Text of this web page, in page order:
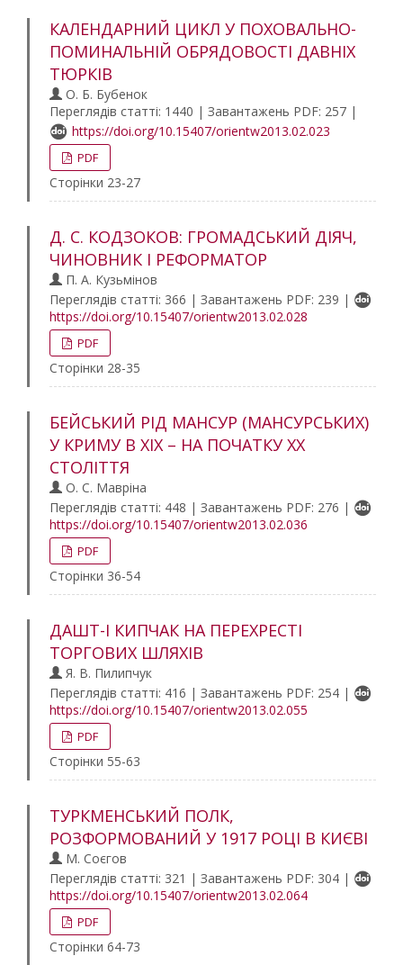
КАЛЕНДАРНИЙ ЦИКЛ У ПОХОВАЛЬНО-
ПОМИНАЛЬНІЙ ОБРЯДОВОСТІ ДАВНІХ
ТЮРКІВ
О. Б. Бубенок
Переглядів статті: 1440 | Завантажень PDF: 257 |
https://doi.org/10.15407/orientw2013.02.023
PDF
Сторінки 23-27
Д. С. КОДЗОКОВ: ГРОМАДСЬКИЙ ДІЯЧ,
ЧИНОВНИК І РЕФОРМАТОР
П. А. Кузьмінов
Переглядів статті: 366 | Завантажень PDF: 239 |
https://doi.org/10.15407/orientw2013.02.028
PDF
Сторінки 28-35
БЕЙСЬКИЙ РІД МАНСУР (МАНСУРСЬКИХ)
У КРИМУ В ХІХ – НА ПОЧАТКУ ХХ
СТОЛІТТЯ
О. С. Мавріна
Переглядів статті: 448 | Завантажень PDF: 276 |
https://doi.org/10.15407/orientw2013.02.036
PDF
Сторінки 36-54
ДАШТ-І КИПЧАК НА ПЕРЕХРЕСТІ
ТОРГОВИХ ШЛЯХІВ
Я. В. Пилипчук
Переглядів статті: 416 | Завантажень PDF: 254 |
https://doi.org/10.15407/orientw2013.02.055
PDF
Сторінки 55-63
ТУРКМЕНСЬКИЙ ПОЛК,
РОЗФОРМОВАНИЙ У 1917 РОЦІ В КИЄВІ
М. Соєгов
Переглядів статті: 321 | Завантажень PDF: 304 |
https://doi.org/10.15407/orientw2013.02.064
PDF
Сторінки 64-73